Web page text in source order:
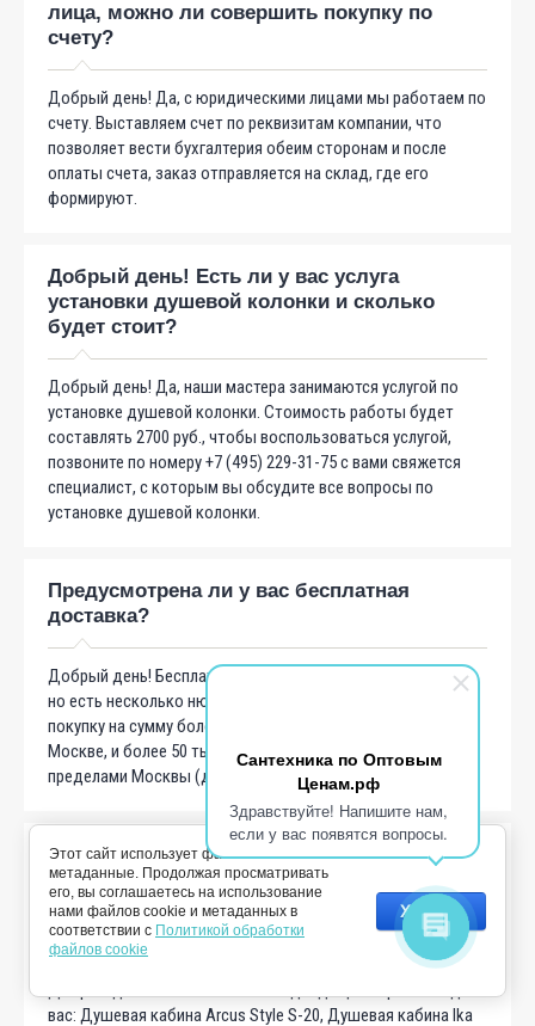
Сантехника по Оптовым
Ценам.рф
Здравствуйте! Напишите нам,
если у вас появятся вопросы.
лица, можно ли совершить покупку по
счету?
Добрый день! Да, с юридическими лицами мы работаем по
счету. Выставляем счет по реквизитам компании, что
позволяет вести бухгалтерия обеим сторонам и после
оплаты счета, заказ отправляется на склад, где его
формируют.
Добрый день! Есть ли у вас услуга
установки душевой колонки и сколько
будет стоит?
Добрый день! Да, наши мастера занимаются услугой по
установке душевой колонки. Стоимость работы будет
составлять 2700 руб., чтобы воспользоваться услугой,
позвоните по номеру +7 (495) 229-31-75 с вами свяжется
специалист, с которым вы обсудите все вопросы по
установке душевой колонки.
Предусмотрена ли у вас бесплатная
доставка?
Добрый день! Бесплатная доставка у нас предусмотрена,
но есть несколько нюансов: необходимо совершить
покупку на сумму более 35 тыс. рублей - если живете в
Москве, и более 50 тыс. рублей - если проживаете за
пределами Москвы (доставка до 50км бесплатно).
Никак не могу найти душевую кабину со
стульчиком, можете посоветовать
недорогую душевую кабину со
стульчиком?
вас: Душевая кабина Arcus Style S-20, Душевая кабина Ika
Этот сайт использует файлы cookie и
метаданные. Продолжая просматривать
его, вы соглашаетесь на использование
нами файлов cookie и метаданных в
соответствии с Политикой обработки
файлов cookie
Хорошо